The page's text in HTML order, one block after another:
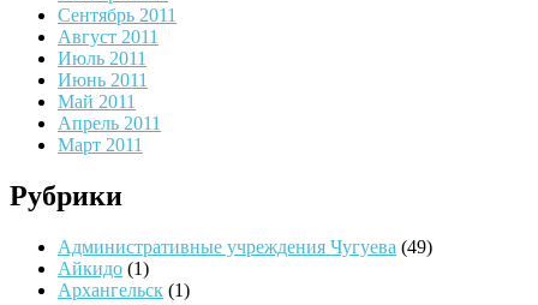
Сентябрь 2011
Август 2011
Июль 2011
Июнь 2011
Май 2011
Апрель 2011
Март 2011
Рубрики
Административные учреждения Чугуева (49)
Айкидо (1)
Архангельск (1)